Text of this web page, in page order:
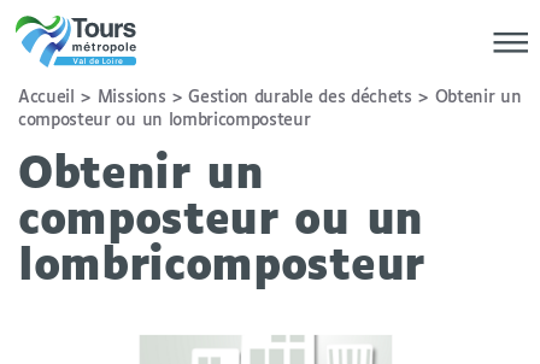
Vous
êtes
ici
Accueil > Missions >Gestion durable des déchets > Obtenir un
composteur ou un lombricomposteur
Obtenir un
composteur ou un
lombricomposteur